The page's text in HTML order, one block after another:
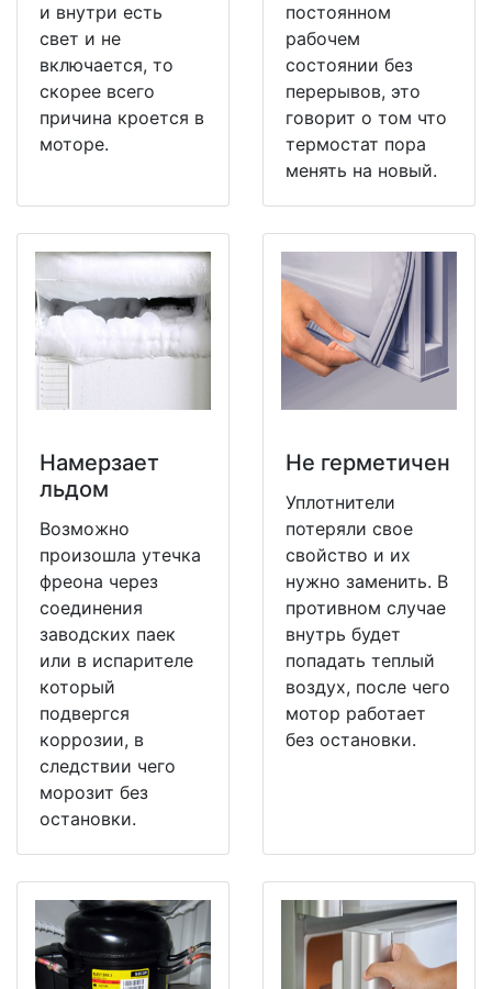
и внутри есть
свет и не
включается, то
скорее всего
причина кроется в
моторе.
постоянном
рабочем
состоянии без
перерывов, это
говорит о том что
термостат пора
менять на новый.
Намерзает
льдом
Возможно
произошла утечка
фреона через
соединения
заводских паек
или в испарителе
который
подвергся
коррозии, в
следствии чего
морозит без
остановки.
Не герметичен
Уплотнители
потеряли свое
свойство и их
нужно заменить. В
противном случае
внутрь будет
попадать теплый
воздух, после чего
мотор работает
без остановки.